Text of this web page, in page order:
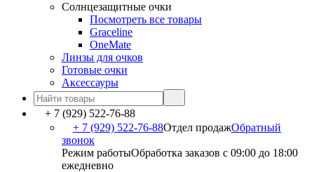
Солнцезащитные очки
Посмотреть все товары
Graceline
OneMate
Линзы для очков
Готовые очки
Аксессауры
+ 7 (929) 522-76-88
+ 7 (929) 522-76-88Отдел продажОбратный
звонок
Режим работыОбработка заказов с 09:00 до 18:00
ежедневно